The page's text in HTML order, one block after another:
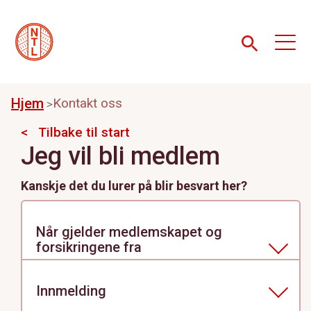
Hjem
Kontakt oss
Tilbake til start
Jeg vil bli medlem
Kanskje det du lurer på blir besvart her?
Når gjelder medlemskapet og
forsikringene fra
forsikringene fra den dagen du sender inn
skjemaet så sant du er berettiget til å bli
Innmelding